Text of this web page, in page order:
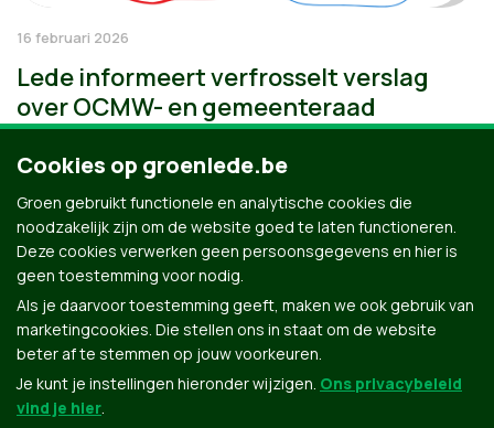
16 februari 2026
Lede informeert verfrosselt verslag
over OCMW- en gemeenteraad
Cookies op groenlede.be
Groen gebruikt functionele en analytische cookies die
noodzakelijk zijn om de website goed te laten functioneren.
Deze cookies verwerken geen persoonsgegevens en hier is
geen toestemming voor nodig.
Als je daarvoor toestemming geeft, maken we ook gebruik van
marketingcookies. Die stellen ons in staat om de website
beter af te stemmen op jouw voorkeuren.
Je kunt je instellingen hieronder wijzigen. Ons privacybeleid
vind je hier.